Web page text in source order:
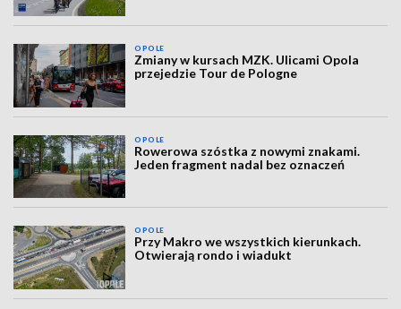
OPOLE
Zmiany w kursach MZK. Ulicami Opola
przejedzie Tour de Pologne
OPOLE
Rowerowa szóstka z nowymi znakami.
Jeden fragment nadal bez oznaczeń
OPOLE
Przy Makro we wszystkich kierunkach.
Otwierają rondo i wiadukt